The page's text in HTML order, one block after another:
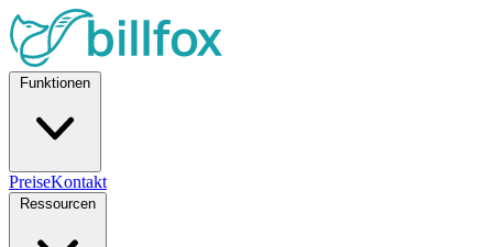
PreiseKontakt